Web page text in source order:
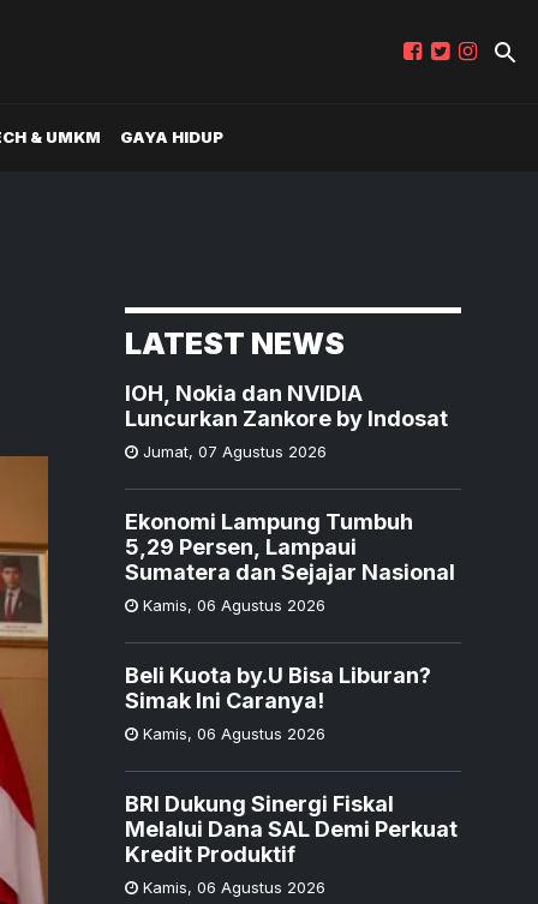
& UMKM GAYA HIDUP
LATEST NEWS
IOH, Nokia dan NVIDIA
Luncurkan Zankore by Indosat
Jumat, 07 Agustus 2026
Ekonomi Lampung Tumbuh
5,29 Persen, Lampaui
Sumatera dan Sejajar Nasional
Kamis, 06 Agustus 2026
Beli Kuota by.U Bisa Liburan?
Simak Ini Caranya!
Kamis, 06 Agustus 2026
BRI Dukung Sinergi Fiskal
Melalui Dana SAL Demi Perkuat
Kredit Produktif
Kamis, 06 Agustus 2026